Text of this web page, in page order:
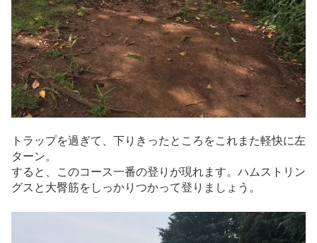
トラップを過ぎて、下りきったところをこれまた軽快に左
ターン。
すると、このコース一番の登りが現れます。ハムストリン
グスと大臀筋をしっかりつかって登りましょう。